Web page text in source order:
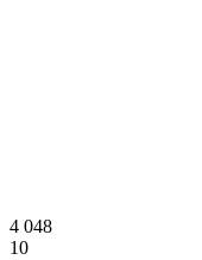
4 048
10